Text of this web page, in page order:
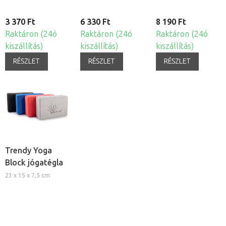
3 370 Ft
Raktáron (24ó
kiszállítás)
RÉSZLET
6 330 Ft
Raktáron (24ó
kiszállítás)
RÉSZLET
8 190 Ft
Raktáron (24ó
kiszállítás)
RÉSZLET
Trendy Yoga
Block jógatégla
23 x 15 x 7,5 cm